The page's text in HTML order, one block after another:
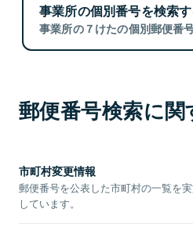
事業所の個別番号を検索
事業所の７けたの個別郵便番
郵便番号検索に関
市町村変更情報
郵便番号を公表した市町村の一覧を
しています。